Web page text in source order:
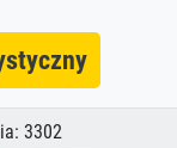
3302